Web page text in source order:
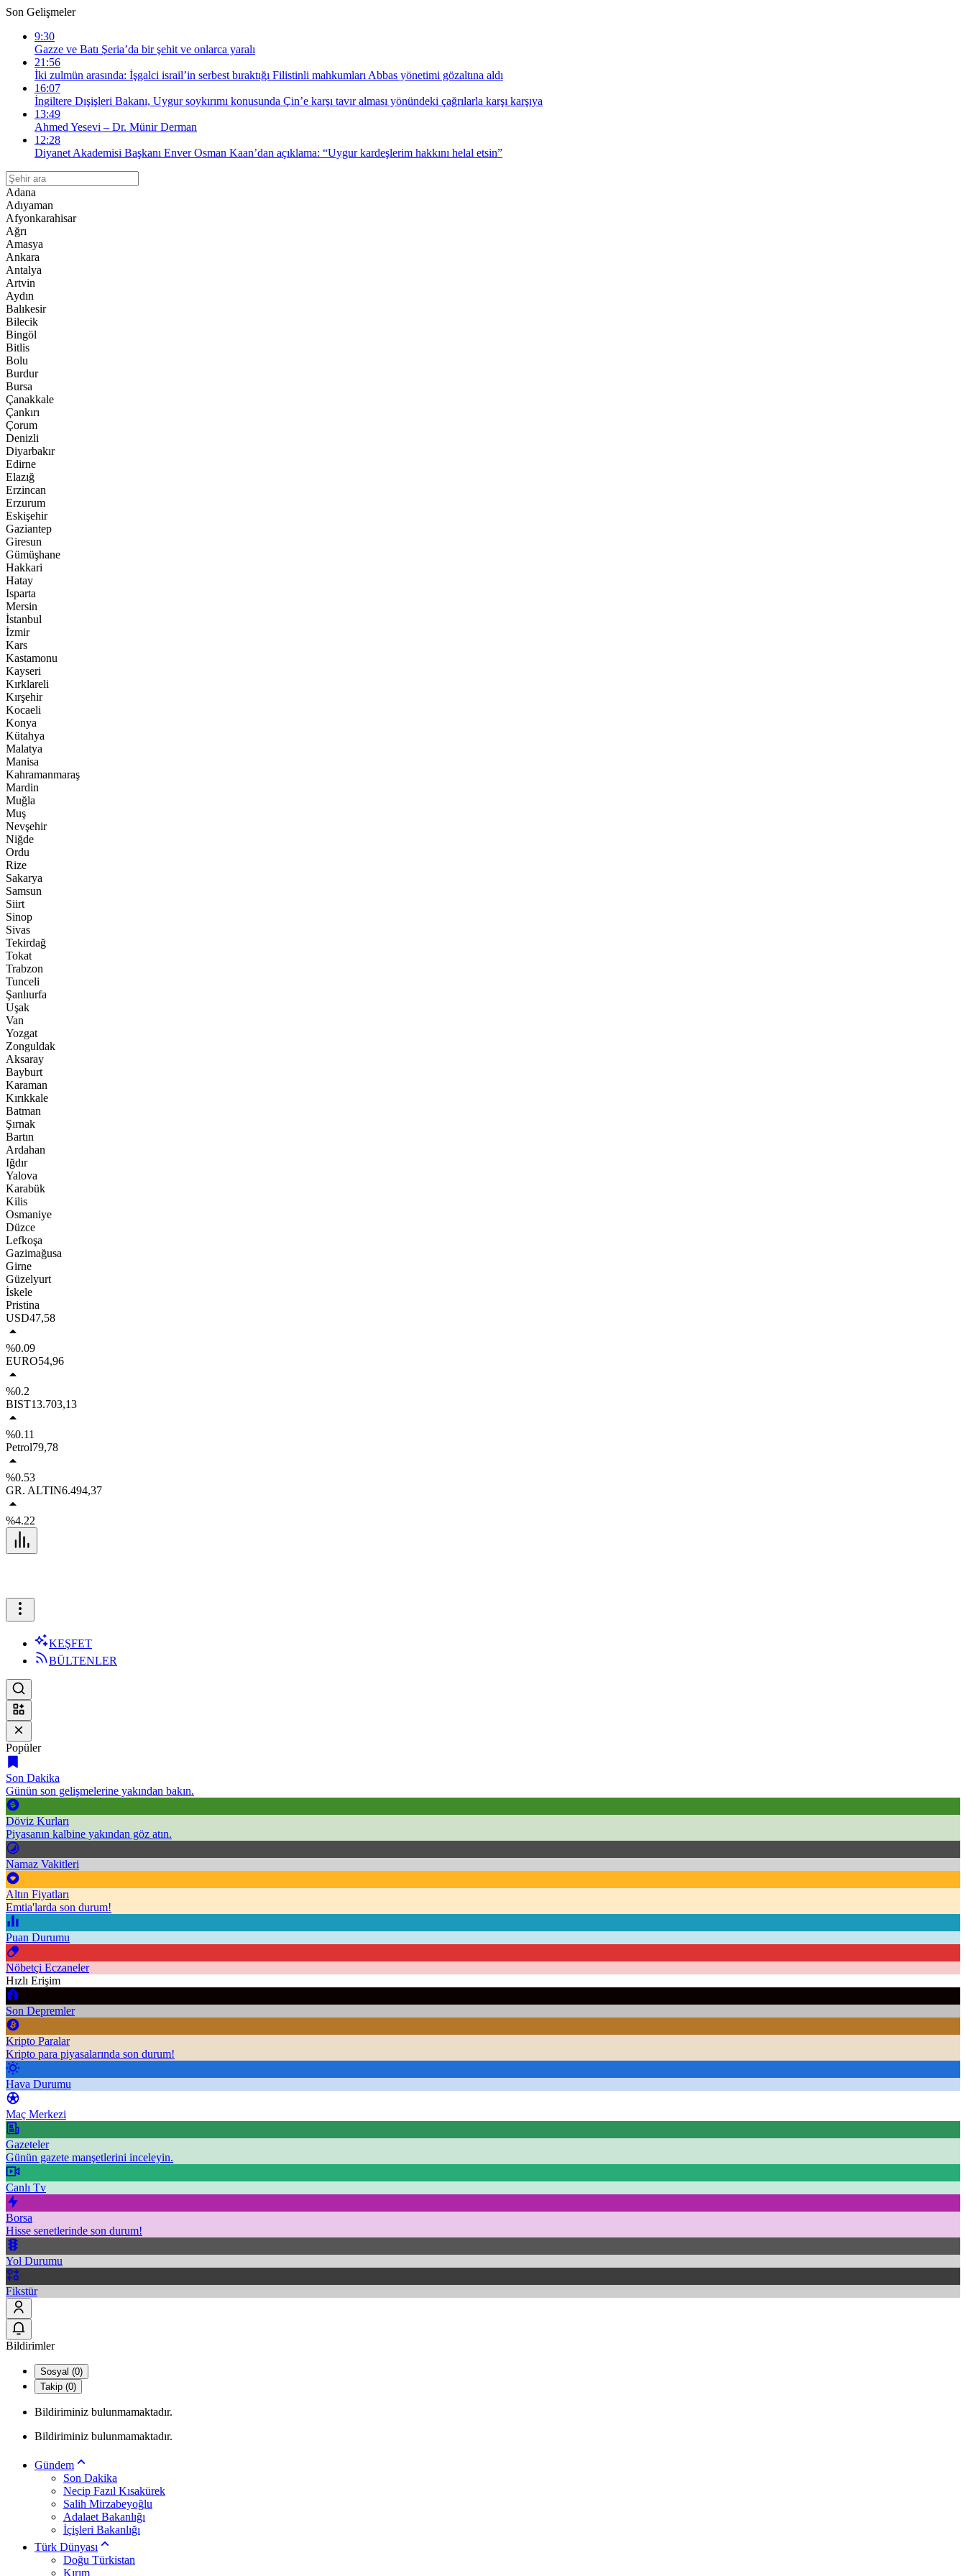
Son Gelişmeler
9:30
Gazze ve Batı Şeria’da bir şehit ve onlarca yaralı
21:56
İki zulmün arasında: İşgalci israil’in serbest bıraktığı Filistinli mahkumları Abbas yönetimi gözaltına aldı
16:07
İngiltere Dışişleri Bakanı, Uygur soykırımı konusunda Çin’e karşı tavır alması yönündeki çağrılarla karşı karşıya
13:49
Ahmed Yesevi – Dr. Münir Derman
12:28
Diyanet Akademisi Başkanı Enver Osman Kaan’dan açıklama: “Uygur kardeşlerim hakkını helal etsin”
Adana
Adıyaman
Afyonkarahisar
Ağrı
Amasya
Ankara
Antalya
Artvin
Aydın
Balıkesir
Bilecik
Bingöl
Bitlis
Bolu
Burdur
Bursa
Çanakkale
Çankırı
Çorum
Denizli
Diyarbakır
Edirne
Elazığ
Erzincan
Erzurum
Eskişehir
Gaziantep
Giresun
Gümüşhane
Hakkari
Hatay
Isparta
Mersin
İstanbul
İzmir
Kars
Kastamonu
Kayseri
Kırklareli
Kırşehir
Kocaeli
Konya
Kütahya
Malatya
Manisa
Kahramanmaraş
Mardin
Muğla
Muş
Nevşehir
Niğde
Ordu
Rize
Sakarya
Samsun
Siirt
Sinop
Sivas
Tekirdağ
Tokat
Trabzon
Tunceli
Şanlıurfa
Uşak
Van
Yozgat
Zonguldak
Aksaray
Bayburt
Karaman
Kırıkkale
Batman
Şırnak
Bartın
Ardahan
Iğdır
Yalova
Karabük
Kilis
Osmaniye
Düzce
Lefkoşa
Gazimağusa
Girne
Güzelyurt
İskele
Pristina
USD47,58
%0.09
EURO54,96
%0.2
BIST13.703,13
%0.11
Petrol79,78
%0.53
GR. ALTIN6.494,37
%4.22
KEŞFET
BÜLTENLER
Popüler
Son Dakika
Günün son gelişmelerine yakından bakın.
Döviz Kurları
Piyasanın kalbine yakından göz atın.
Namaz Vakitleri
Altın Fiyatları
Emtia'larda son durum!
Puan Durumu
Nöbetçi Eczaneler
Hızlı Erişim
Son Depremler
Kripto Paralar
Kripto para piyasalarında son durum!
Hava Durumu
Maç Merkezi
Gazeteler
Günün gazete manşetlerini inceleyin.
Canlı Tv
Borsa
Hisse senetlerinde son durum!
Yol Durumu
Fikstür
Bildirimler
Sosyal (0)
Takip (0)
Bildiriminiz bulunmamaktadır.
Bildiriminiz bulunmamaktadır.
Gündem
Son Dakika
Necip Fazıl Kısakürek
Salih Mirzabeyoğlu
Adalaet Bakanlığı
İçişleri Bakanlığı
Türk Dünyası
Doğu Türkistan
Kırım